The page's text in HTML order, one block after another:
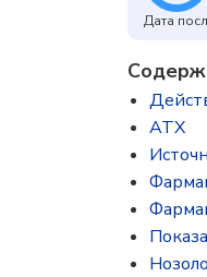
Дата
ATX